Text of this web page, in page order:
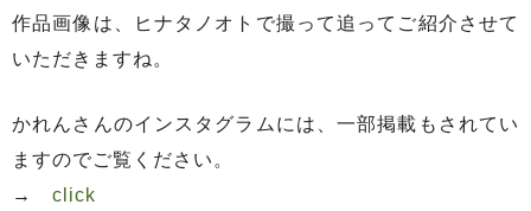
作品画像は、ヒナタノオトで撮って追ってご紹介させて
いただきますね。
かれんさんのインスタグラムには、一部掲載もされてい
ますのでご覧ください。
→ click